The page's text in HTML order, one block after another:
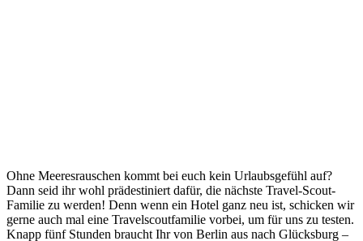
Ohne Meeresrauschen kommt bei euch kein Urlaubsgefühl auf?
Dann seid ihr wohl prädestiniert dafür, die nächste Travel-Scout-
Familie zu werden! Denn wenn ein Hotel ganz neu ist, schicken wir
gerne auch mal eine Travelscoutfamilie vorbei, um für uns zu testen.
Knapp fünf Stunden braucht Ihr von Berlin aus nach Glücksburg –